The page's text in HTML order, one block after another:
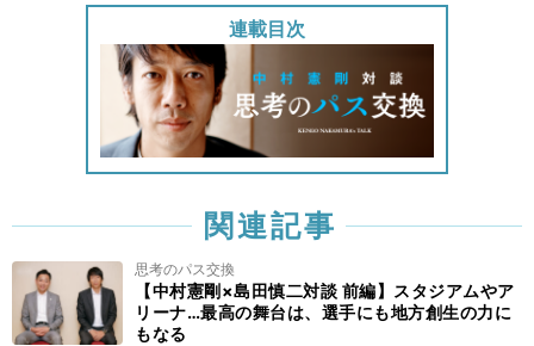
連載目次
関連記事
思考のパス交換
【中村憲剛×島田慎二対談 前編】スタジアムやア
リーナ…最高の舞台は、選手にも地方創生の力に
もなる